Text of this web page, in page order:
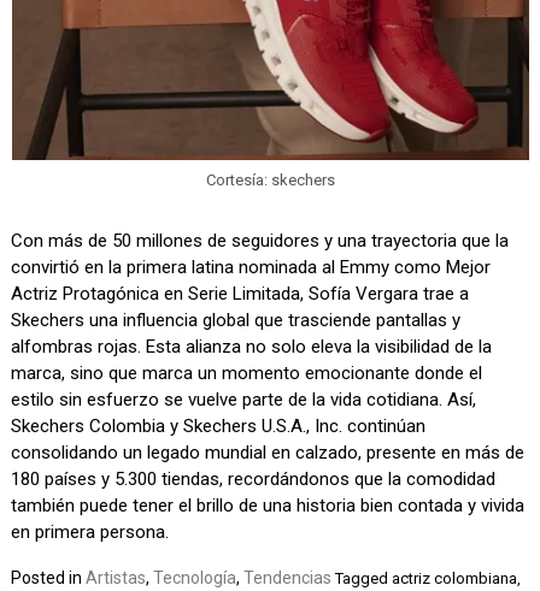
Cortesía: skechers
Con más de 50 millones de seguidores y una trayectoria que la
convirtió en la primera latina nominada al Emmy como Mejor
Actriz Protagónica en Serie Limitada, Sofía Vergara trae a
Skechers una influencia global que trasciende pantallas y
alfombras rojas. Esta alianza no solo eleva la visibilidad de la
marca, sino que marca un momento emocionante donde el
estilo sin esfuerzo se vuelve parte de la vida cotidiana. Así,
Skechers Colombia y Skechers U.S.A., Inc. continúan
consolidando un legado mundial en calzado, presente en más de
180 países y 5.300 tiendas, recordándonos que la comodidad
también puede tener el brillo de una historia bien contada y vivida
en primera persona.
Posted inArtistas,Tecnología,Tendencias Taggedactriz colombiana,